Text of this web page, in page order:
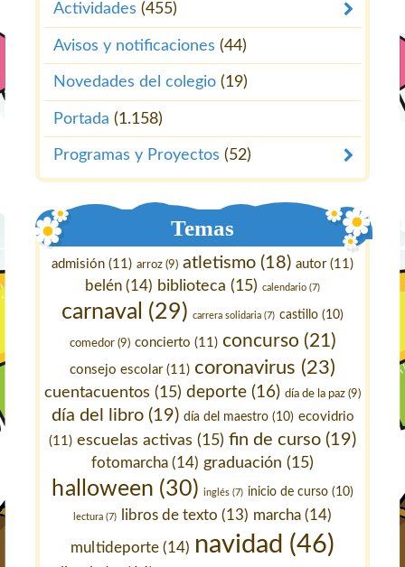
Actividades (455)
Avisos y notificaciones (44)
Novedades del colegio (19)
Portada (1.158)
Programas y Proyectos (52)
Temas
admisión (11) arroz (9) atletismo (18) autor(11)
belén (14) biblioteca (15) calendario (7)
carnaval (29) carrera solidaria (7) castillo (10)
comedor(9) concierto (11) concurso (21)
consejo escolar(11) coronavirus (23)
cuentacuentos (15) deporte (16) día de la paz (9)
día del libro(19) día del maestro(10) ecovidrio
(11) escuelas activas (15) fin de curso (19)
fotomarcha (14) graduación (15)
halloween (30) inglés(7) inicio de curso(10)
lectura (7) libros de texto (13) marcha (14)
multideporte(14) navidad (46)